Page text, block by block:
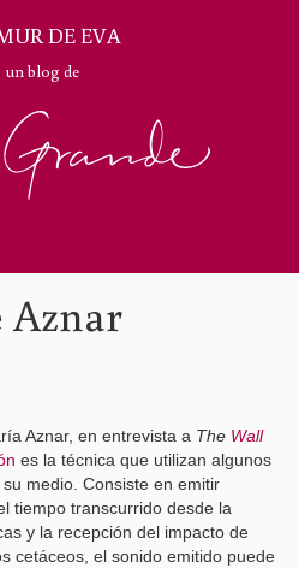
DE EVA
un blog de
Aznar
Aznar, en entrevista a The Wall
es la técnica que utilizan algunos
medio. Consiste en emitir
tiempo transcurrido desde la
y la recepción del impacto de
cetáceos, el sonido emitido puede